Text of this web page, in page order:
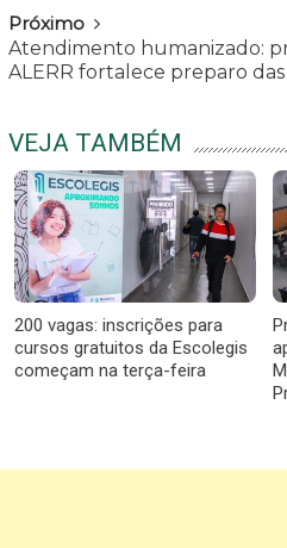
Próximo
Atendimento humanizado:
ALERR fortalece preparo
VEJA TAMBÉM
200 vagas: inscrições para
cursos gratuitos da Escolegis
começam na terça-feira